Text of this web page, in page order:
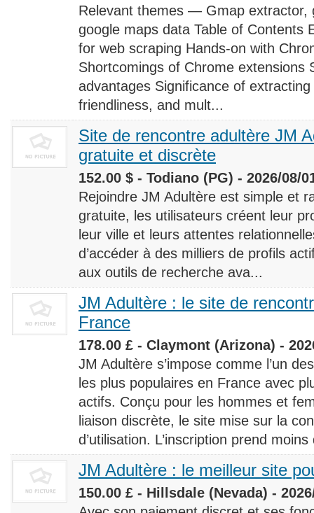
Relevant themes — Gmap extractor,
google maps data Table of Contents
for web scraping Hands-on with
Shortcomings of Chrome extensions
advantages Significance of
friendliness, and mult...
Site de rencontre adultère JM
gratuite et discrète
152.00 $ - Todiano (PG) - 2026/08/
Rejoindre JM Adultère est simple et
gratuite, les utilisateurs créent leur
leur ville et leurs attentes
d’accéder à des milliers de profils
aux outils de recherche ava...
JM Adultère : le site de
France
178.00 £ - Claymont (Arizona) -
JM Adultère s’impose comme l’un
les plus populaires en France avec
actifs. Conçu pour les hommes et
liaison discrète, le site mise sur la
d’utilisation. L’inscription prend
JM Adultère : le meilleur site
150.00 £ - Hillsdale (Nevada) -